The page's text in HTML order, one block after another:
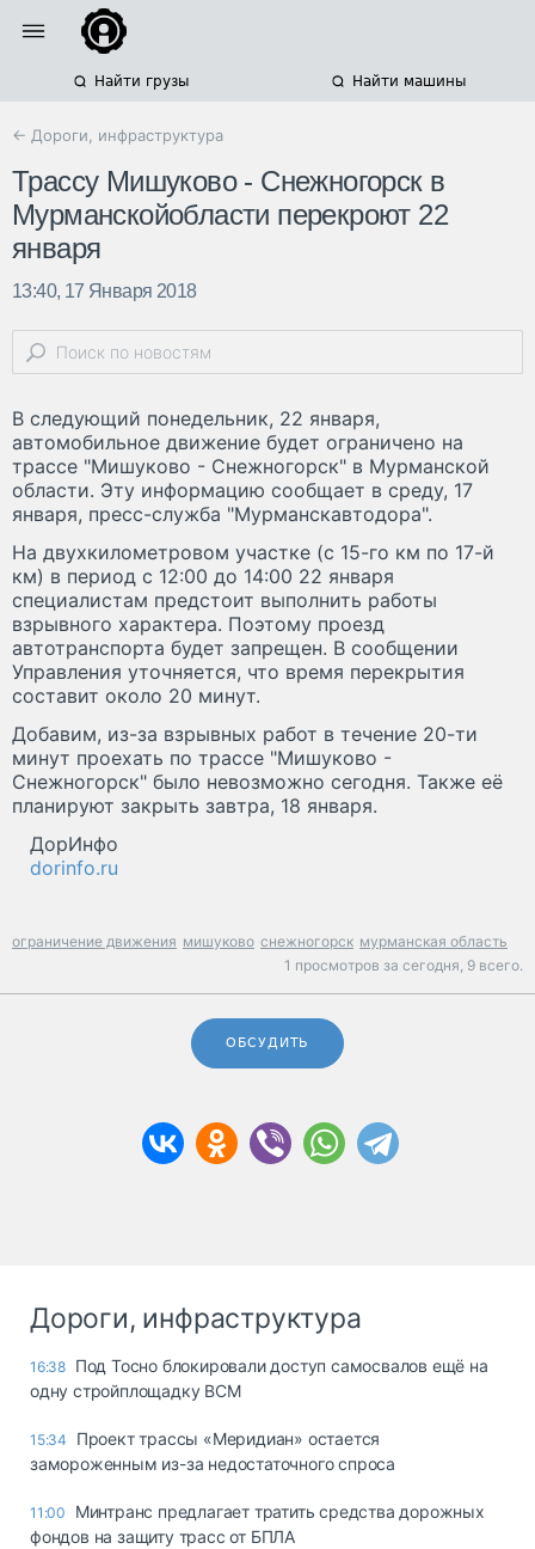
Найти грузы Найти машины
← Дороги, инфраструктура
Трассу Мишуково - Снежногорск в
Мурманскойобласти перекроют 22
января
13:40, 17 Января 2018
В следующий понедельник, 22 января,
автомобильное движение будет ограничено на
трассе "Мишуково - Снежногорск" в Мурманской
области. Эту информацию сообщает в среду, 17
января, пресс-служба "Мурманскавтодора".
На двухкилометровом участке (с 15-го км по 17-й
км) в период с 12:00 до 14:00 22 января
специалистам предстоит выполнить работы
взрывного характера. Поэтому проезд
автотранспорта будет запрещен. В сообщении
Управления уточняется, что время перекрытия
составит около 20 минут.
Добавим, из-за взрывных работ в течение 20-ти
минут проехать по трассе "Мишуково -
Снежногорск" было невозможно сегодня. Также её
планируют закрыть завтра, 18 января.
ДорИнфо
dorinfo.ru
ограничение движения мишуково снежногорск мурманская область
1 просмотров за сегодня, 9 всего.
ОБСУДИТЬ
Дороги, инфраструктура
16:38 Под Тосно блокировали доступ самосвалов ещё на
одну стройплощадку ВСМ
15:34
Проект трассы «Меридиан» остается
замороженным из-за недостаточного спроса
11:00
Минтранс предлагает тратить средства дорожных
фондов на защиту трасс от БПЛА